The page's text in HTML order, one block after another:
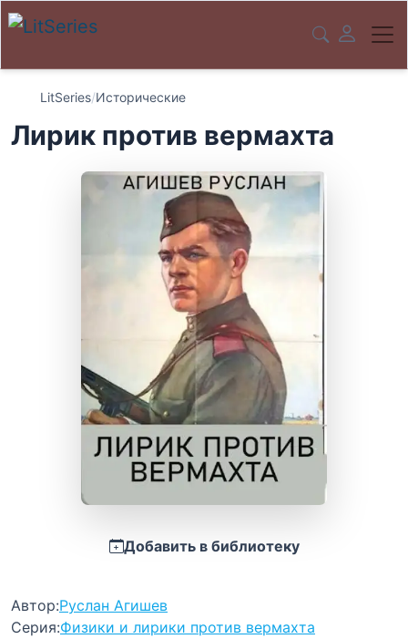
LitSeries/Исторические
Лирик против вермахта
Добавить в библиотеку
Автор:Руслан Агишев
Серия:Физики и лирики против вермахта